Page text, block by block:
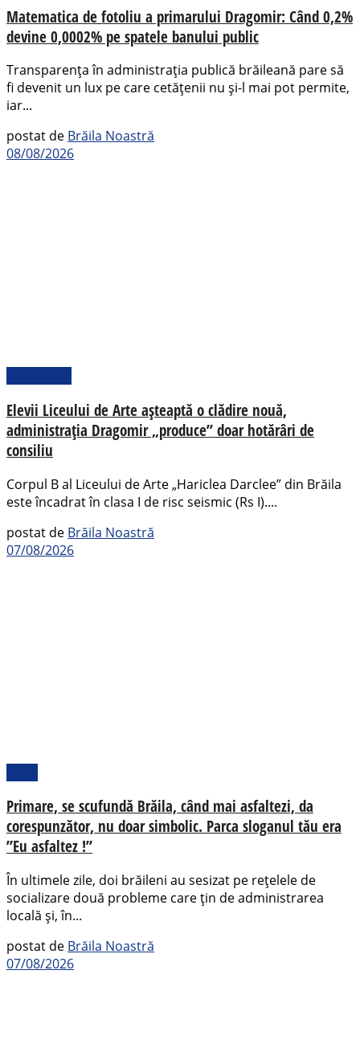
Matematica de fotoliu a primarului Dragomir: Când 0,2%
devine 0,0002% pe spatele banului public
Transparența în administrația publică brăileană pare să
fi devenit un lux pe care cetățenii nu și-l mai pot permite,
iar...
postat de Brăila Noastră
08/08/2026
Elevii Liceului de Arte așteaptă o clădire nouă,
administrația Dragomir „produce” doar hotărâri de
consiliu
Corpul B al Liceului de Arte „Hariclea Darclee” din Brăila
este încadrat în clasa I de risc seismic (Rs I)....
postat de Brăila Noastră
07/08/2026
Primare, se scufundă Brăila, când mai asfaltezi, da
corespunzător, nu doar simbolic. Parca sloganul tău era
”Eu asfaltez !”
În ultimele zile, doi brăileni au sesizat pe rețelele de
socializare două probleme care țin de administrarea
locală și, în...
postat de Brăila Noastră
07/08/2026